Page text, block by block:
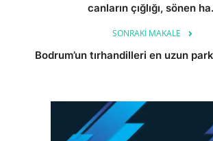
canların çığlığı, sönen
SONRAKI MAKALE
Bodrum’un tırhandilleri en uzun